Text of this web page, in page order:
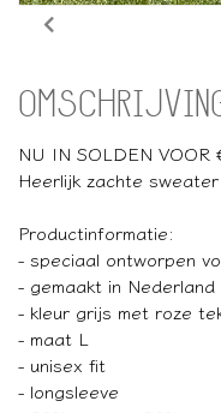
NU IN SOLDEN
Heerlijk zachte
Productinformatie:
- speciaal ontworpen
- gemaakt in Nederland
- kleur grijs met roze
- maat L
- unisex fit
- longsleeve